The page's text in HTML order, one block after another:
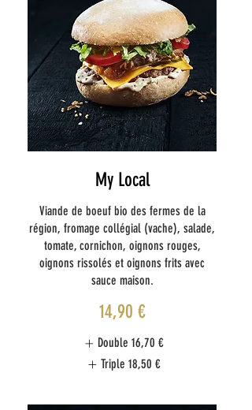
My Local
Viande de boeuf bio des fermes de la
région, fromage collégial (vache), salade,
tomate, cornichon, oignons rouges,
oignons rissolés et oignons frits avec
sauce maison.
14,90 €
Double 16,70 €
Triple 18,50 €